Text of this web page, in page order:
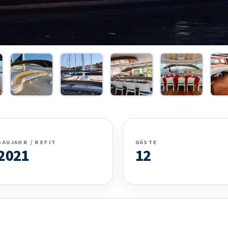
/ REFIT GÄSTE
12